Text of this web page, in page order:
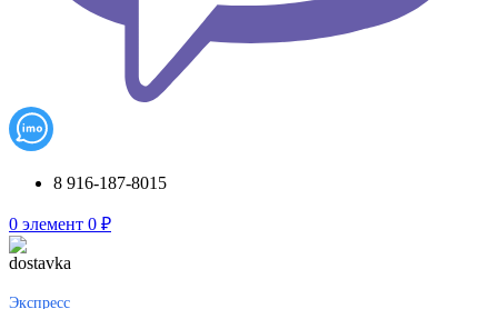
8 916-187-8015
0 элемент 0 ₽
Экспресс